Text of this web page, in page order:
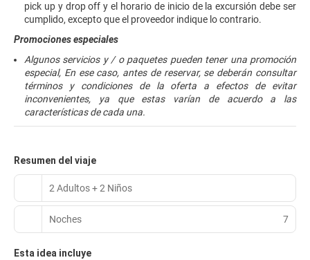
pick up y drop off y el horario de inicio de la excursión debe ser
cumplido, excepto que el proveedor indique lo contrario.
Promociones especiales
Algunos servicios y / o paquetes pueden tener una promoción
especial, En ese caso, antes de reservar, se deberán consultar
términos y condiciones de la oferta a efectos de evitar
inconvenientes, ya que estas varían de acuerdo a las
características de cada una.
Resumen del viaje
2 Adultos + 2 Niños
Noches 7
Esta idea incluye